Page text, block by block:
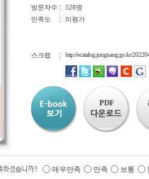
방문자수 :
528명
만족도
: 미평가
스크랩 : http://ecatalog.jungnang.go.kr/
PDF
매우만족 만족 보통